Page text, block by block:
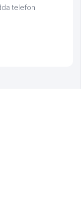
telefon